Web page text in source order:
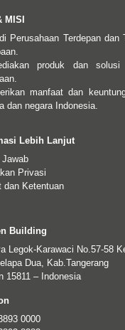
MISI
Perusahaan Terdepan dan
produk dan
manfaat dan
dan negara Indonesia.
Lebih Lanjut
Jawab
Privasi
dan Ketentuan
Building
Legok-Karawaci No.57-58
Dua, Kab.Tangerang
15811 – Indonesia
0000